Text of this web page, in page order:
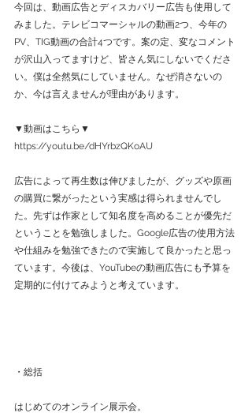
今回は、動画広告とディスカバリー広告も使用して
みました。テレビコマーシャルの動画2つ、今年の
PV、TIG動画の合計4つです。案の定、変なコメント
が沢山入ってますけど、皆さん気にしないでくださ
い。僕は全然気にしていません。なぜ消さないの
か、今は言えませんが理由があります。
▼動画はこちら▼
https://youtu.be/dHYrbzQKoAU
広告によって再生数は伸びましたが、グッズや原画
の購買に繋がったという実感は得られませんでし
た。先ずは作家として知名度を高めることが優先だ
ということを勉強しました。Google広告の使用方法
や仕組みを勉強できたので実施して良かったと思っ
ています。今後は、YouTubeの動画広告にも予算を
定期的に付けてみようと考えています。
・総括
はじめてのオンライン展示会。